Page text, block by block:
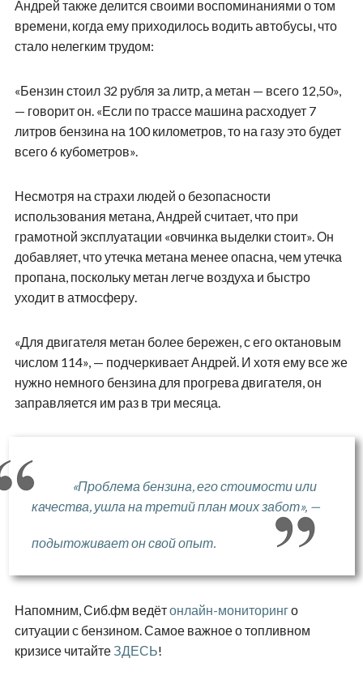
Андрей также делится своими воспоминаниями о том
времени, когда ему приходилось водить автобусы, что
стало нелегким трудом:
«Бензин стоил 32 рубля за литр, а метан — всего 12,50»,
— говорит он. «Если по трассе машина расходует 7
литров бензина на 100 километров, то на газу это будет
всего 6 кубометров».
Несмотря на страхи людей о безопасности
использования метана, Андрей считает, что при
грамотной эксплуатации «овчинка выделки стоит». Он
добавляет, что утечка метана менее опасна, чем утечка
пропана, поскольку метан легче воздуха и быстро
уходит в атмосферу.
«Для двигателя метан более бережен, с его октановым
числом 114», — подчеркивает Андрей. И хотя ему все же
нужно немного бензина для прогрева двигателя, он
заправляется им раз в три месяца.
«Проблема бензина, его стоимости или
качества, ушла на третий план моих забот», —
подытоживает он свой опыт.
Напомним, Сиб.фм ведётонлайн-мониторинго
ситуации с бензином. Самое важное о топливном
кризисе читайтеЗДЕСЬ!